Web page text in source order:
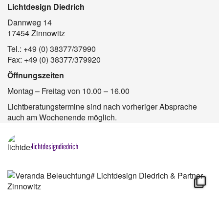
Lichtdesign Diedrich
Dannweg 14
17454 Zinnowitz
Tel.: +49 (0) 38377/37990
Fax: +49 (0) 38377/379920
Öffnungszeiten
Montag – Freitag von 10.00 – 16.00
Lichtberatungstermine sind nach vorheriger Absprache
auch am Wochenende möglich.
lichtdesigndiedrich